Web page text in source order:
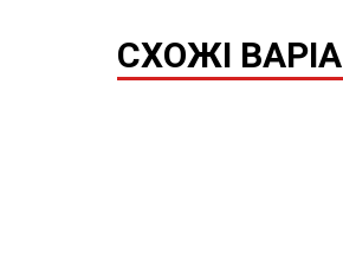
СХОЖІ